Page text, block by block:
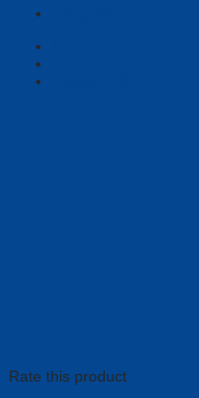
Rate this product